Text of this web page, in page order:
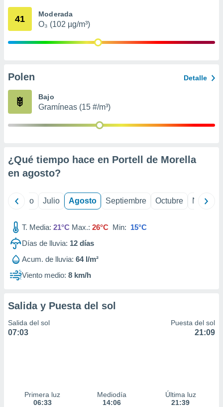
mediante
publicidad
de
41 Moderada
O₃ (102 µg/m³)
Polen Detalle
Bajo
Gramíneas (15 #/m³)
¿Qué tiempo hace en Portell de Morella
en agosto?
Junio Julio Agosto Septiembre Octubre
T. Media: 21°C Max.: 26°C Min: 15°C
Días de lluvia: 12 días
Acum. de lluvia: 64 l/m²
Viento medio: 8 km/h
Salida y Puesta del sol
Salida del sol
07:03
Puesta del sol
21:09
Primera luz
06:33
Mediodía
14:06
Última luz
21:39